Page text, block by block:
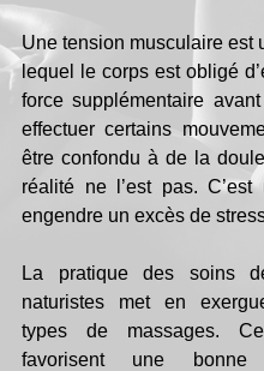
Une tension musculaire est
lequel le corps est obligé
force supplémentaire
effectuer certains
être confondu à de la
réalité ne l’est pas.
engendre un excès de
La pratique des soins
naturistes met en
types de massages.
favorisent une bonne